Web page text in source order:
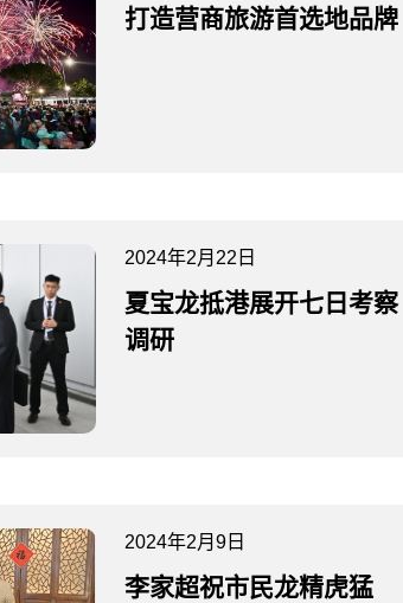
打造营商旅游首选地品牌
2024年2月22日
夏宝龙抵港展开七日考察
调研
2024年2月9日
李家超祝市民龙精虎猛